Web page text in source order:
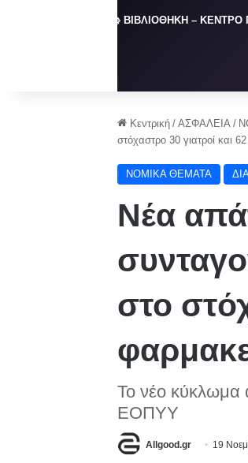
📚 ΒΙΒΛΙΟΘΗΚΗ – ΚΕΝΤΡΟ
Κεντρική / ΑΣΦΑΛΕΙΑ /
στόχαστρο 30 γιατροί και
NOMIKA ΘΕΜΑΤΑ
Νέα
στο
Το νέο κύκλωμα
ΕΟΠΥΥ
Allgood.gr 19